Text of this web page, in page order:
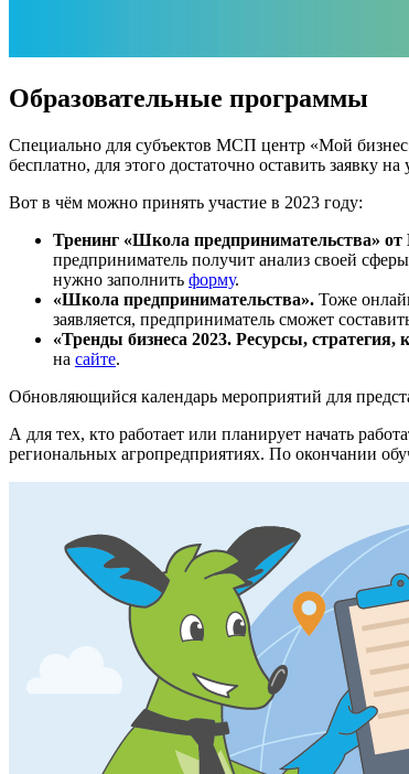
Образовательные программы
Специально для субъектов МСП центр «Мой
бесплатно, для этого достаточно оставить заявку на
Вот в чём можно принять участие в 2023 году:
Тренинг «Школа предпринимательства»
предприниматель получит анализ своей
нужно заполнить форму.
«Школа предпринимательства». Тоже
заявляется, предприниматель сможет
«Тренды бизнеса 2023. Ресурсы, стратегия,
на сайте.
Обновляющийся календарь мероприятий для
А для тех, кто работает или планирует начать
региональных агропредприятиях. По окончании